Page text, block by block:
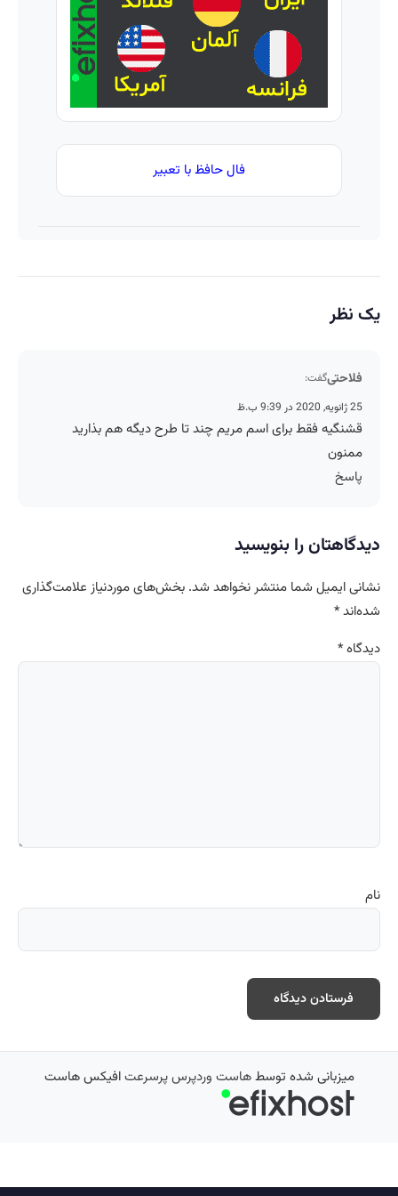
واقعی*
متحول
کنه 💚
تغییر
طبیعی
فال حافظ با تعبیر
یک نظر
فلاحتیگفت:
25 ژانویه, 2020 در 9:39 ب.ظ
قشنگیه فقط برای اسم مریم چند تا طرح دیگه هم بذارید
ممنون
پاسخ
دیدگاهتان را بنویسید
نشانی ایمیل شما منتشر نخواهد شد. بخش‌های موردنیاز علامت‌گذاری
شده‌اند*
دیدگاه*
نام
میزبانی شده توسطهاست وردپرس پرسرعتافیکس هاست